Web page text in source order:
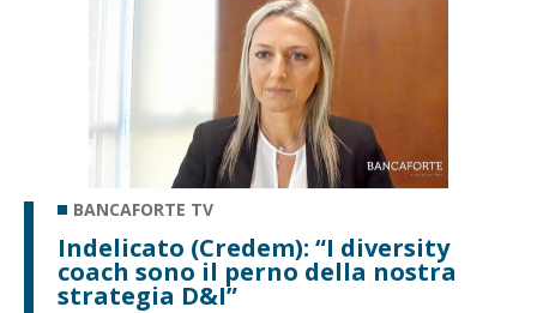
BANCAFORTE TV
Indelicato (Credem): “I diversity
coach sono il perno della nostra
strategia D&I”